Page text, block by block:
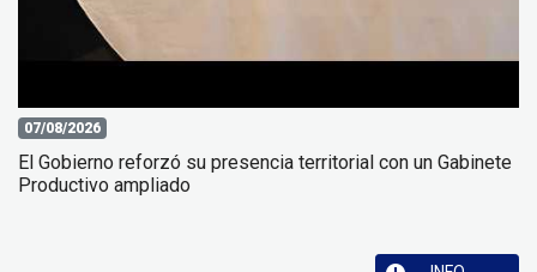
07/08/2026
El Gobierno reforzó su presencia territorial con un Gabinete
Productivo ampliado